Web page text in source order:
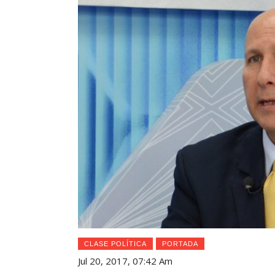
CLASE POLÍTICA PORTADA
Jul 20, 2017, 07:42 Am